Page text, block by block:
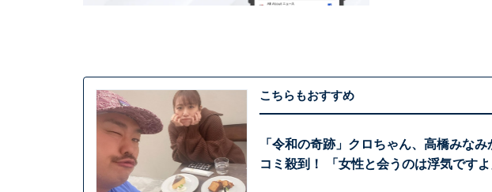
こちらもおすすめ
「令和の奇跡」クロちゃん、高橋みな
コミ殺到！ 「女性と会うのは浮気ですよ